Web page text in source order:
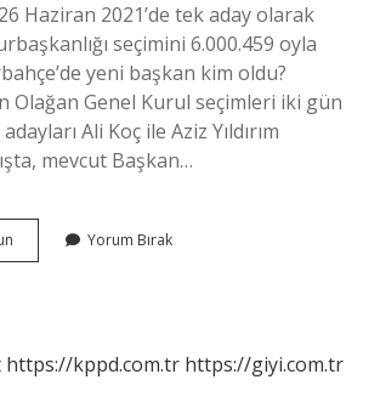
Haziran 2021’de tek aday olarak
seçimini 6.000.459 oyla
yeni başkan kim oldu?
Olağan Genel Kurul seçimleri iki gün
Ali Koç ile Aziz Yıldırım
mevcut Başkan…
Koç
Yorum Bırak
https://kppd.com.tr https://giyi.com.tr